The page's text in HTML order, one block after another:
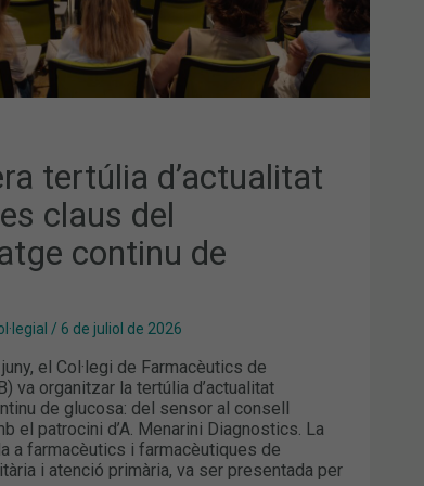
tertúlia d’actualitat
claus del
continu de
/ 6 de juliol de 2026
el Col·legi de Farmacèutics de
va organitzar la tertúlia d’actualitat
de glucosa: del sensor al consell
el patrocini d’A. Menarini Diagnostics. La
a farmacèutics i farmacèutiques de
i atenció primària, va ser presentada per